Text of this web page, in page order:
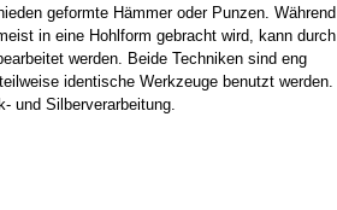
geformte Hämmer oder Punzen. Während
in eine Hohlform gebracht wird, kann durch
werden. Beide Techniken sind eng
identische Werkzeuge benutzt werden.
und Silberverarbeitung.